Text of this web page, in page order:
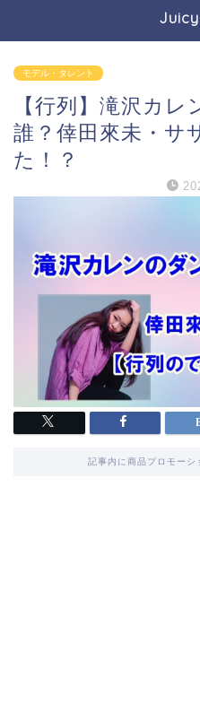
モデル・タレント
【行列】滝沢カ
誰？倖田來未・サ
た！？
記事内に商品プロモーシ